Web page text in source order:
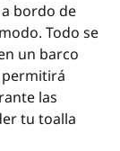
a bordo de
Todo se
un barco
las
tu toalla